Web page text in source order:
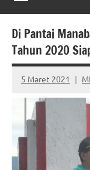
Di Pantai
Tahun 2020
5 Maret 2021
No
comments